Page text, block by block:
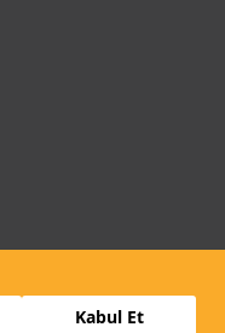
Kabul Et